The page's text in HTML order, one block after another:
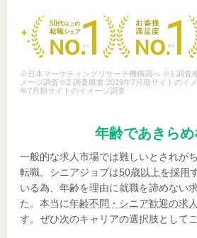
※日本マーケティングリサーチ機構調べ ※1 調査
メージ調査※2 調査概要:2019年7月期サイトのイ
年7月期サイトのイメージ調査
年齢であきら
一般的な求人市場では難しいとされが
転職。シニアジョブは50歳以上を採用
いる為、年齢を理由に就職を諦めない
た。本当に年齢不問・シニア歓迎の求人
す。ぜひ次のキャリアの選択肢として